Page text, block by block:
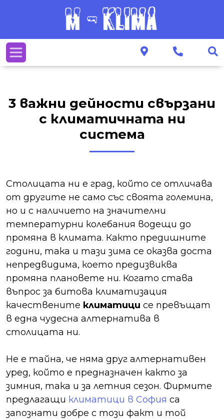
3 важни дейности свързани
с климатичната ни
система
Столицата ни е град, който се отличава
от другите не само със своята големина,
но и с наличието на значителни
температурни колебания водещи до
промяна в климата. Както предишните
години, така и тази зима се оказва доста
непредвидима, което предизвиква
промяна плановете ни. Когато става
въпрос за битова климатизация
качествените климатици се превъщат
в една чудесна алтернатива в
столицата ни.
Не е тайна, че няма друг алтернативен
уред, който е предназначен както за
зимния, така и за летния сезон. Фирмите
предлагащи климатици в София са
запознати добре с този факт и той